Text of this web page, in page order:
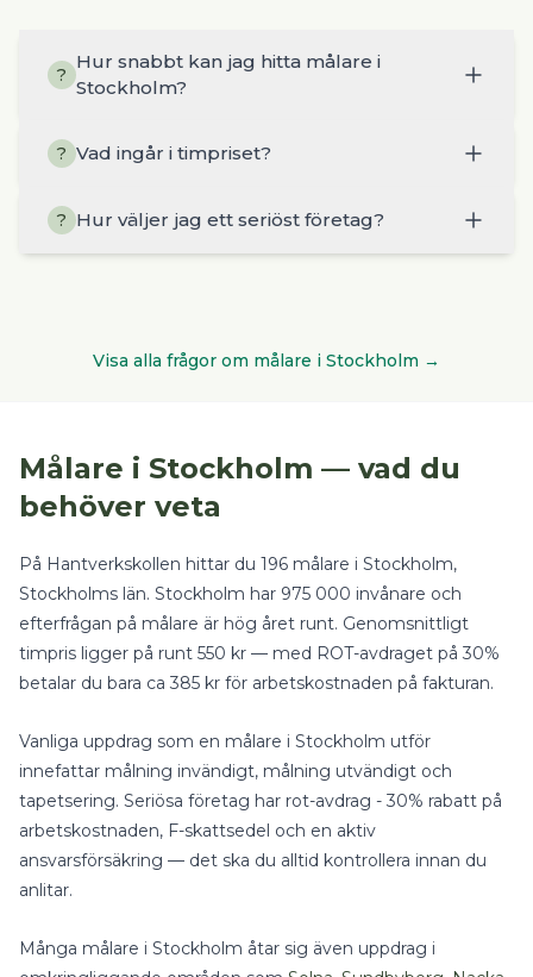
?
Hur snabbt kan jag hitta målare i
Stockholm?
? Vad ingår i timpriset?
? Hur väljer jag ett seriöst företag?
Visa alla frågor om målare i Stockholm →
Målare i Stockholm — vad du
behöver veta
På Hantverkskollen hittar du 196 målare i Stockholm,
Stockholms län. Stockholm har 975 000 invånare och
efterfrågan på målare är hög året runt. Genomsnittligt
timpris ligger på runt 550 kr — med ROT-avdraget på 30%
betalar du bara ca 385 kr för arbetskostnaden på fakturan.
Vanliga uppdrag som en målare i Stockholm utför
innefattar målning invändigt, målning utvändigt och
tapetsering. Seriösa företag har rot-avdrag - 30% rabatt på
arbetskostnaden, F-skattsedel och en aktiv
ansvarsförsäkring — det ska du alltid kontrollera innan du
anlitar.
Många målare i Stockholm åtar sig även uppdrag i